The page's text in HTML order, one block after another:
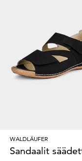
WALDLÄUFER
Sandaalit